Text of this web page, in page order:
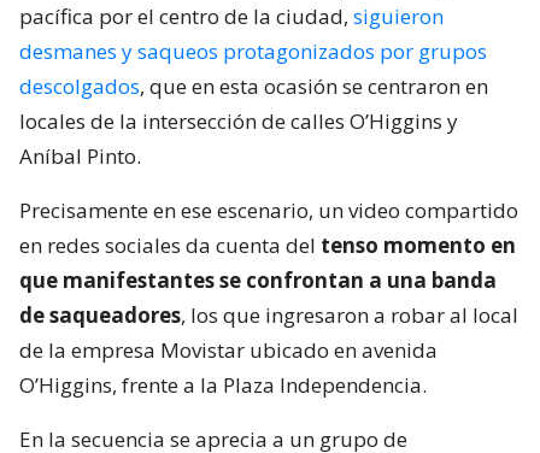
pacífica por el centro de la ciudad, siguieron
desmanes y saqueos protagonizados por grupos
descolgados, que en esta ocasión se centraron en
locales de la intersección de calles O’Higgins y
Aníbal Pinto.
Precisamente en ese escenario, un video compartido
en redes sociales da cuenta del tenso momento en
que manifestantes se confrontan a una banda
de saqueadores, los que ingresaron a robar al local
de la empresa Movistar ubicado en avenida
O’Higgins, frente a la Plaza Independencia.
En la secuencia se aprecia a un grupo de